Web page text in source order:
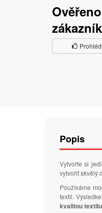
Popis
Vytvořte si
vytvořit skvělý
Používáme
textil.
kvalitou textilu